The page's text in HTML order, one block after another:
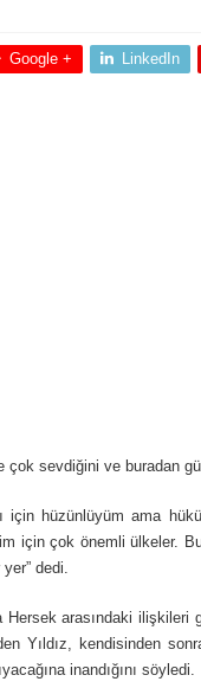
Google + LinkedIn
çok sevdiğini ve buradan
için hüzünlüyüm ama
için çok önemli ülkeler.
dedi.
arasındaki ilişkileri
Yıldız, kendisinden
inandığını söyledi.